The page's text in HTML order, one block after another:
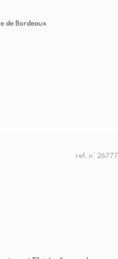
de Bordeaux
ref. n° 26777